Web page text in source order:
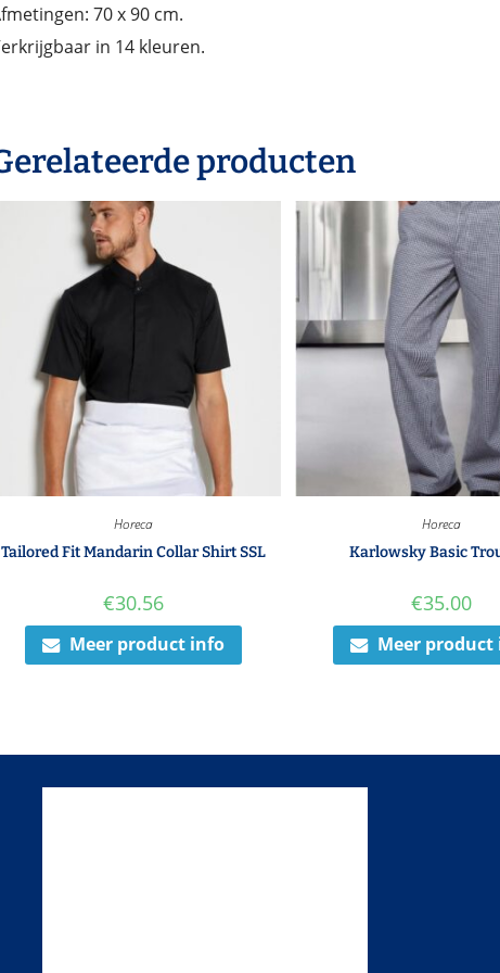
70 x 90 cm.
in 14 kleuren.
producten
Horeca
Tailored Fit Mandarin Collar Shirt SSL
€30.56
Meer product info
Horeca
Karlowsky Basic
€35.00
Meer product